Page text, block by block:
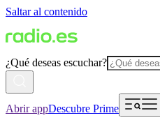
Saltar al contenido
¿Qué deseas escuchar?
Abrir appDescubre Prime